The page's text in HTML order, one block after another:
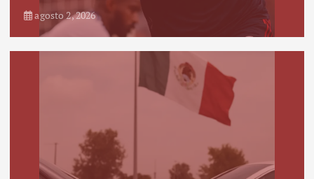
agosto 2, 2026